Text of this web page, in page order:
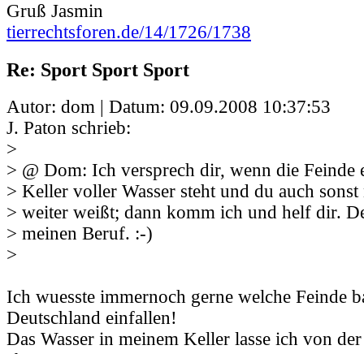
Gruß Jasmin
tierrechtsforen.de/14/1726/1738
Re: Sport Sport Sport
Autor: dom | Datum: 09.09.2008 10:37:53
J. Paton schrieb:
>
> @ Dom: Ich versprech dir, wenn die Feinde
> Keller voller Wasser steht und du auch
> weiter weißt; dann komm ich und helf dir.
> meinen Beruf. :-)
>
Ich wuesste immernoch gerne welche Feinde
Deutschland einfallen!
Das Wasser in meinem Keller lasse ich von